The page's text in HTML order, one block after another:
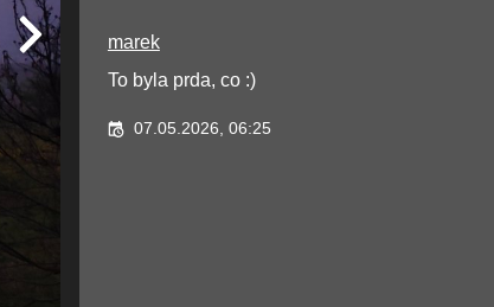
marek
To byla prda, co :)
07.05.2026, 06:25